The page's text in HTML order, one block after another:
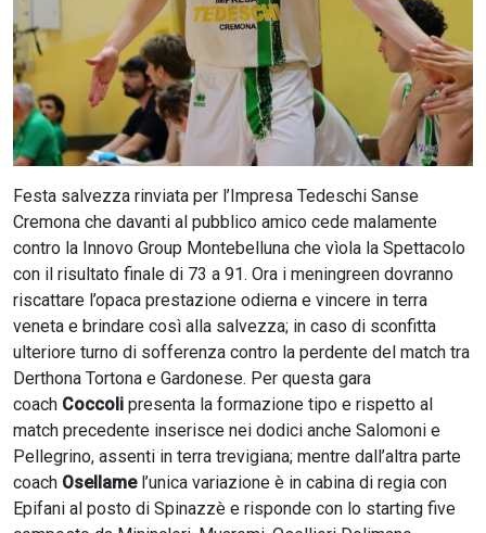
Festa salvezza rinviata per l’Impresa Tedeschi Sanse
Cremona che davanti al pubblico amico cede malamente
contro la Innovo Group Montebelluna che vìola la Spettacolo
con il risultato finale di 73 a 91. Ora i meningreen dovranno
riscattare l’opaca prestazione odierna e vincere in terra
veneta e brindare così alla salvezza; in caso di sconfitta
ulteriore turno di sofferenza contro la perdente del match tra
Derthona Tortona e Gardonese. Per questa gara
coach Coccoli presenta la formazione tipo e rispetto al
match precedente inserisce nei dodici anche Salomoni e
Pellegrino, assenti in terra trevigiana; mentre dall’altra parte
coach Osellame l’unica variazione è in cabina di regia con
Epifani al posto di Spinazzè e risponde con lo starting five